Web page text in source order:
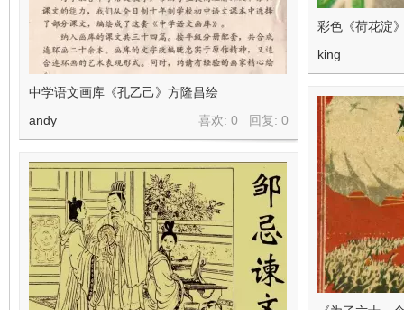
彩色《荷花淀
king
中学语文画库《孔乙己》方隆昌绘
喜欢: 0 回复: 0
andy